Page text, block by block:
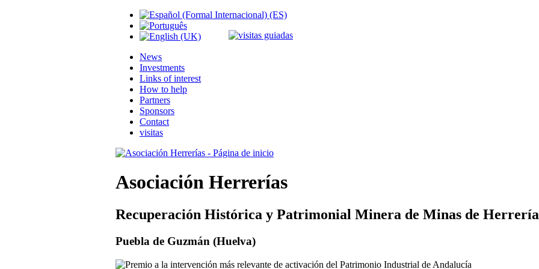
News
Investments
Links of interest
How to help
Partners
Sponsors
Contact
visitas
Asociación Herrerías
Recuperación Histórica y Patrimonial Minera de Minas de
Puebla de Guzmán (Huelva)